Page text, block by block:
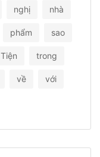
nghị nhà
phẩm sao
Tiện trong
về với